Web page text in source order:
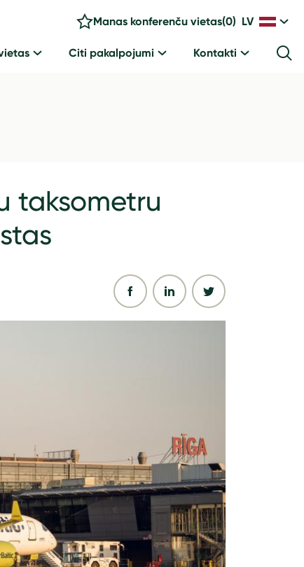
Manas konferenču vietas(0) LV
Citi pakalpojumi Kontakti
taksometru